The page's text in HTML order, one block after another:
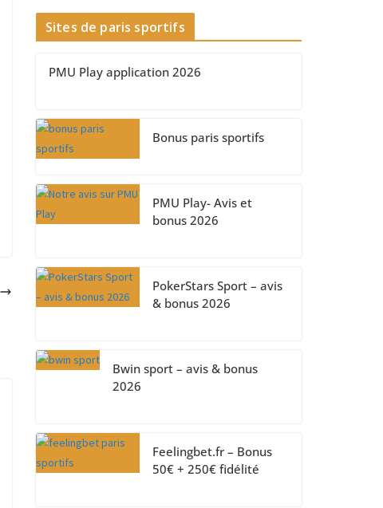
Sites de paris sportifs
PMU Play application 2026
Bonus paris sportifs
PMU Play- Avis et
bonus 2026
PokerStars Sport – avis
& bonus 2026
Bwin sport – avis & bonus
2026
Feelingbet.fr – Bonus
50€ + 250€ fidélité